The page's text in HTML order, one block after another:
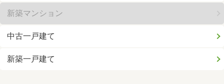
新築マンション
中古一戸建て
新築一戸建て